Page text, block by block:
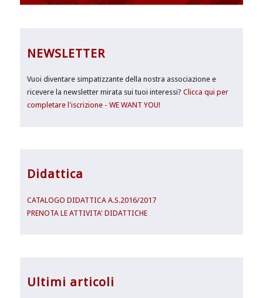
NEWSLETTER
Vuoi diventare simpatizzante della nostra associazione e
ricevere la newsletter mirata sui tuoi interessi?Clicca qui per
completare l'iscrizione - WE WANT YOU!
Didattica
CATALOGO DIDATTICA A.S.2016/2017
PRENOTA LE ATTIVITA' DIDATTICHE
Ultimi articoli